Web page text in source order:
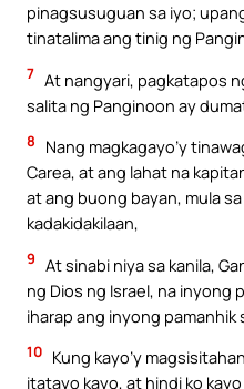
pinagsusuguan sa iyo;
tinatalima ang tinig ng
7 At nangyari, pagkatapos
salita ng Panginoon ay
8
Nang magkagayo’y
Carea, at ang lahat na
at ang buong bayan, mula
kadakidakilaan,
9 At sinabi niya sa kanila,
ng Dios ng Israel, na inyong
iharap ang inyong pamanhik
10 Kung kayo’y
itatayo kayo, at hindi ko